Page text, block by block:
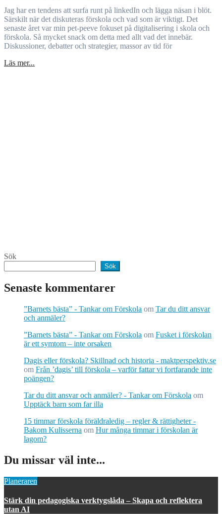
Jag har en tendens att surfa runt på linkedIn och lägga näsan i blöt.
Särskilt när det diskuteras förskola och vad som är viktigt. Det
senaste året var min pet-peeve fokuset på digitalisering i skola och
förskola. Så mycket snack om detta med allt vad det innebär.
Diskussioner, debatter och strategier, massor av tid för
Läs mer...
Sök
Sök
Senaste kommentarer
”Barnets bästa” - Tankar om Förskola om Tar du ditt ansvar
och anmäler?
”Barnets bästa” - Tankar om Förskola om Fusket i förskolan
är ett symtom – inte orsaken
Dagis eller förskola? Skillnad och historia - maktperspektiv.se
om Från ’dagis’ till förskola – varför fattar vi fortfarande inte
poängen?
Tar du ditt ansvar och anmäler? - Tankar om Förskola om
Upptäck barn som far illa
15 timmar förskola föräldraledig – regler & rättigheter -
Bakom Kulisserna om Hur många timmar i förskolan är
lagom?
Du missar väl inte...
Planeraren
Stärk din pedagogiska verktygslåda – Skapa och reflektera
utan AI